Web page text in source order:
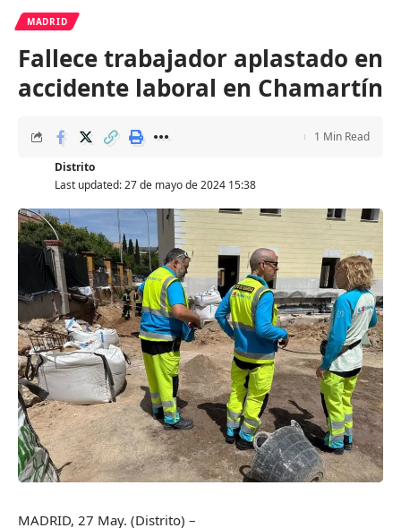
MADRID
Fallece trabajador aplastado en
accidente laboral en Chamartín
Last updated: 27 de mayo de 2024 15:38
Distrito
1 Min Read
MADRID, 27 May. (Distrito) –